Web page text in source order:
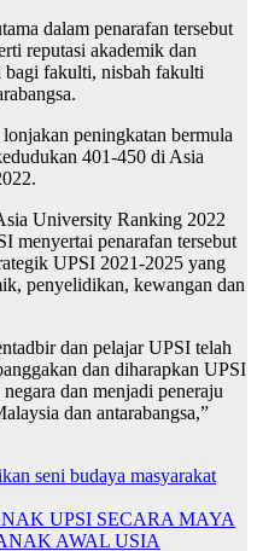
dalam penarafan tersebut
reputasi akademik dan
bagi fakulti, nisbah fakulti
peningkatan bermula
401-450 di Asia
University Ranking 2022
menyertai penarafan tersebut
UPSI 2021-2025 yang
penyelidikan, kewangan dan
dan pelajar UPSI telah
dan diharapkan UPSI
dan menjadi peneraju
dan antarabangsa,”
seni budaya masyarakat
UPSI SECARA MAYA
AWAL USIA